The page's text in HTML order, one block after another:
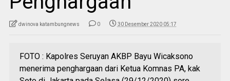
dwinova katambungnews 0 30 Desember 2020 05:17
FOTO : Kapolres Seruyan AKBP Bayu Wicaksono
menerima penghargaan dari Ketua Komnas PA, kak